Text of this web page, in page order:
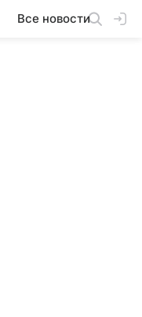
Все новости